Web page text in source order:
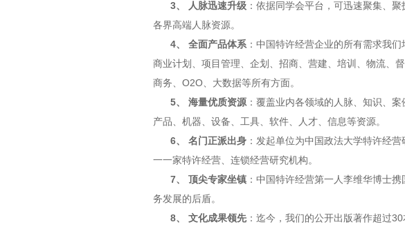
3、 人脉迅速升级 ：依据同学会平台，可迅速聚集、
各界高端人脉资源。
4、 全面产品体系 ：中国特许经营企业的所有需求我
商业计划、项目管理、企划、招商、营建、培训、物流、
商务、O2O、大数据等所有方面。
5、 海量优质资源 ：覆盖业内各领域的人脉、知识、
产品、机器、设备、工具、软件、人才、信息等资源。
6、 名门正派出身 ：发起单位为中国政法大学特许经
一一家特许经营、连锁经营研究机构。
7、 顶尖专家坐镇 ：中国特许经营第一人李维华博士
务发展的后盾。
8、 文化成果领先 ：迄今，我们的公开出版著作超过